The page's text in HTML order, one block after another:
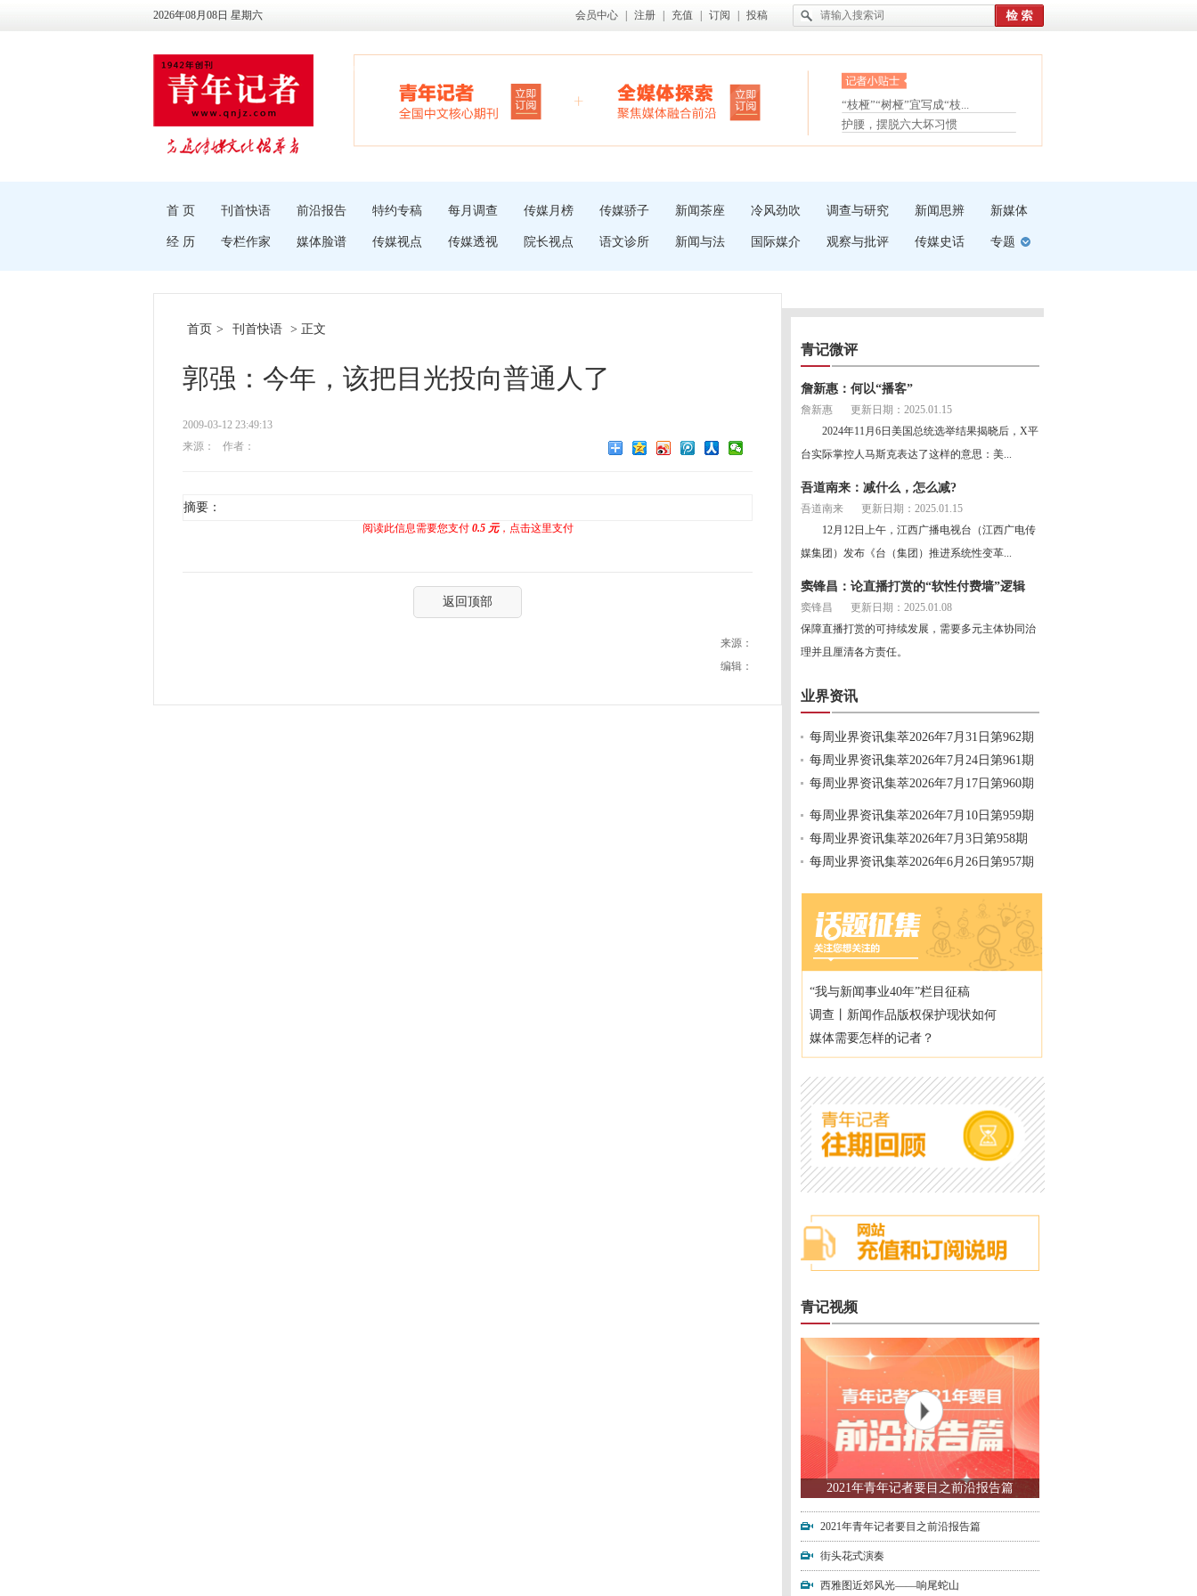
2026年08月08日 星期六 会员中心 注册 充值 订阅 投稿
眼白变红或是结膜下出血
“枝桠”“树桠”宜写成“枝...
夏天缓解疲劳有三招
护腰，摆脱六大坏习惯
受伤了冰敷还是热敷
首 页 刊首快语 前沿报告 特约专稿 每月调查 传媒月榜 传媒骄子 新闻茶座 冷风劲吹 调查与研究 新闻思辨 新媒体
经 历 专栏作家 媒体脸谱 传媒视点 传媒透视 院长视点 语文诊所 新闻与法 国际媒介 观察与批评 传媒史话 专题
首页 > 刊首快语 > 正文
郭强：今年，该把目光投向普通人了
2009-03-12 23:49:13
来源：
作者：
摘要：
阅读此信息需要您支付 0.5 元，点击这里支付
返回顶部
来源：
编辑：
青记微评
詹新惠：何以“播客”
詹新惠
更新日期：2025.01.15
2024年11月6日美国总统选举结果揭晓后，X平
台实际掌控人马斯克表达了这样的意思：美...
吾道南来：减什么，怎么减?
吾道南来
更新日期：2025.01.15
12月12日上午，江西广播电视台（江西广电传
媒集团）发布《台（集团）推进系统性变革...
窦锋昌：论直播打赏的“软性付费墙”逻辑
窦锋昌
更新日期：2025.01.08
保障直播打赏的可持续发展，需要多元主体协同治
理并且厘清各方责任。
业界资讯
每周业界资讯集萃2026年7月31日第962期
每周业界资讯集萃2026年7月24日第961期
每周业界资讯集萃2026年7月17日第960期
每周业界资讯集萃2026年7月10日第959期
每周业界资讯集萃2026年7月3日第958期
每周业界资讯集萃2026年6月26日第957期
“我与新闻事业40年”栏目征稿
调查丨新闻作品版权保护现状如何
媒体需要怎样的记者？
青记视频
2021年青年记者要目之前沿报告篇
2021年青年记者要目之前沿报告篇
街头花式演奏
西雅图近郊风光——响尾蛇山